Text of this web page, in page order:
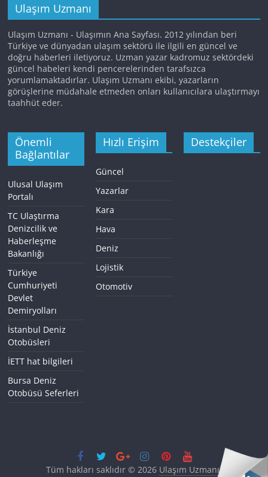
Ulaşım Uzmanı
Ulaşım Uzmanı - Ulaşımın Ana Sayfası. 2012 yılından beri
Türkiye ve dünyadan ulaşım sektörü ile ilgili en güncel ve
doğru haberleri iletiyoruz. Uzman yazar kadromuz sektördeki
güncel habeleri kendi pencerelerinden tarafsızca
yorumlamaktadırlar. Ulaşım Uzmanı ekibi, yazarların
görüşlerine müdahale etmeden onları kullanıcılara ulaştırmayı
taahhüt eder.
Önemli
Bağlantılar
Ulusal Ulaşım
Portalı
TC Ulaştırma
Denizcilik ve
Haberleşme
Bakanlığı
Türkiye
Cumhuriyeti
Devlet
Demiryolları
İstanbul Deniz
Otobüsleri
İETT hat bilgileri
Bursa Deniz
Otobüsü Seferleri
Hızlı Erişim
Güncel
Yazarlar
Kara
Hava
Deniz
Lojistik
Otomotiv
Destekçiler
Tüm hakları saklıdır © 2026 Ulaşım Uzmanı.